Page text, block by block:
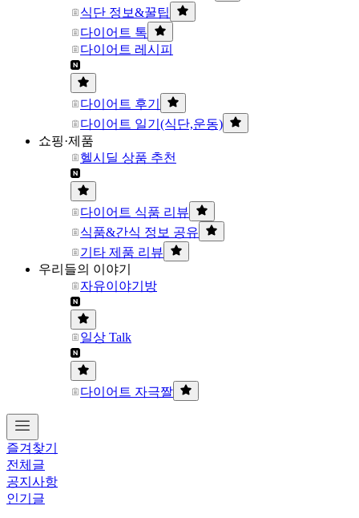
식단 정보&꿀팁
다이어트 톡
다이어트 레시피
다이어트 후기
다이어트 일기(식단,운동)
쇼핑·제품
헬시딜 상품 추천
다이어트 식품 리뷰
식품&간식 정보 공유
기타 제품 리뷰
우리들의 이야기
자유이야기방
일상 Talk
다이어트 자극짤
즐겨찾기
전체글
공지사항
인기글